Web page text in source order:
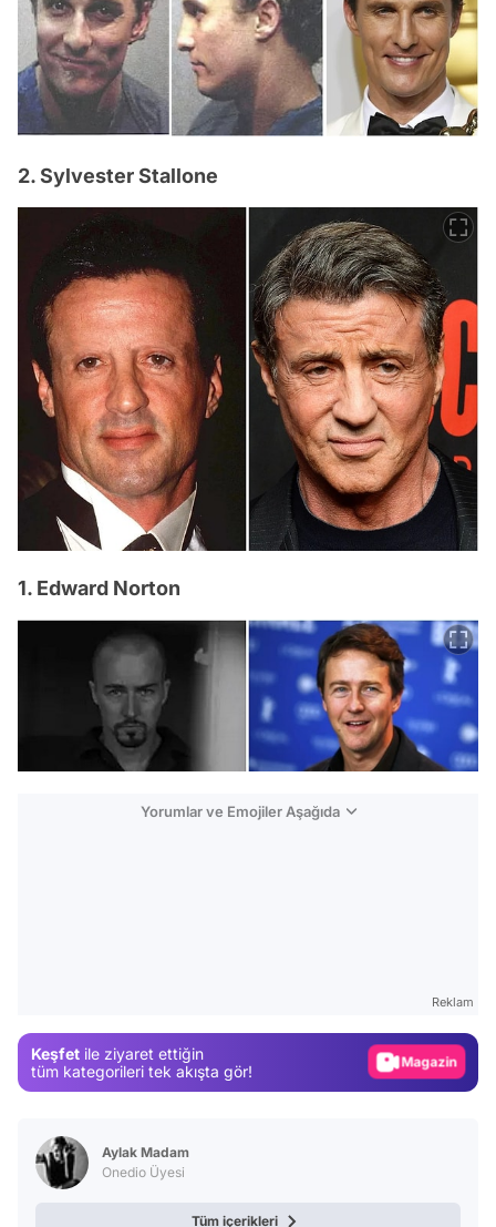
2. Sylvester Stallone
1. Edward Norton
Yorumlar ve Emojiler Aşağıda
Reklam
Keşfet ile ziyaret ettiğin
tüm kategorileri tek akışta gör!
Video
Aylak Madam
Onedio Üyesi
Tüm içerikleri